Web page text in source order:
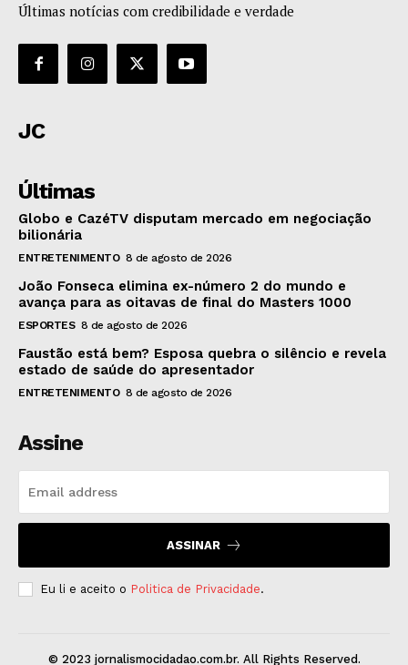
Últimas notícias com credibilidade e verdade
JC
Últimas
Globo e CazéTV disputam mercado em negociação
bilionária
ENTRETENIMENTO 8 de agosto de 2026
João Fonseca elimina ex-número 2 do mundo e
avança para as oitavas de final do Masters 1000
ESPORTES 8 de agosto de 2026
Faustão está bem? Esposa quebra o silêncio e revela
estado de saúde do apresentador
ENTRETENIMENTO 8 de agosto de 2026
Assine
ASSINAR
Eu li e aceito o Politica de Privacidade.
© 2023 jornalismocidadao.com.br. All Rights Reserved.